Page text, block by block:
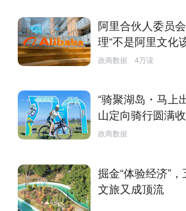
阿里合伙人委员
理“不是阿里文化
政商数据 4万读
“骑聚湖岛・马上
山定向骑行圆满收
政商数据
掘金“体验经济”
文旅又成顶流